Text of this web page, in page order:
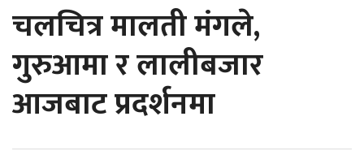
चलचित्र मालती मंगले,
गुरुआमा र लालीबजार
आजबाट प्रदर्शनमा